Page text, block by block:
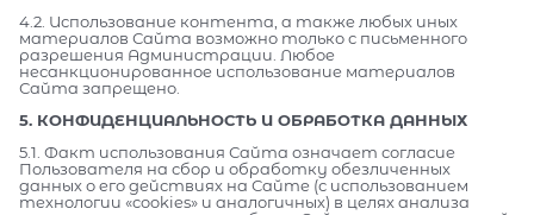
4.2. Использование контента, а также любых иных
материалов Сайта возможно только с письменного
разрешения Администрации. Любое
несанкционированное использование материалов
Сайта запрещено.
5. КОНФИДЕНЦИАЛЬНОСТЬ И ОБРАБОТКА ДАННЫХ
5.1. Факт использования Сайта означает согласие
Пользователя на сбор и обработку обезличенных
данных о его действиях на Сайте (с использованием
технологии «cookies» и аналогичных) в целях анализа